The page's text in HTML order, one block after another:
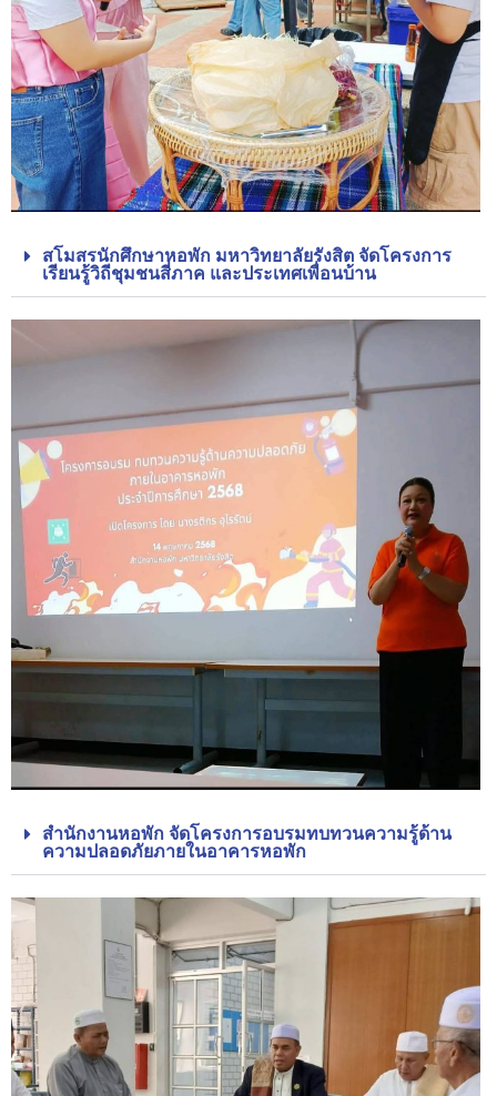
สโมสรนักศึกษาหอพัก มหาวิทยาลัยรังสิต จัดโครงการ
เรียนรู้วิถีชุมชนสี่ภาค และประเทศเพื่อนบ้าน
สำนักงานหอพัก จัดโครงการอบรมทบทวนความรู้ด้าน
ความปลอดภัยภายในอาคารหอพัก